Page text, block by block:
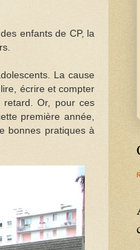
enfants de CP, la
La cause
écrire et compter
Or, pour ces
première année,
bonnes pratiques à